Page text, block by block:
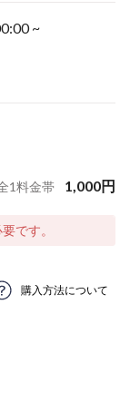
~
1料金帯 1,000円
です。
購入方法について